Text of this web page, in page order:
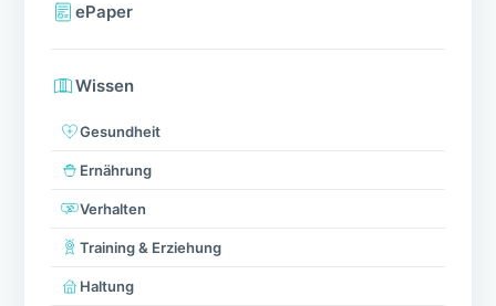
ePaper
Wissen
Gesundheit
Ernährung
Verhalten
Training & Erziehung
Haltung